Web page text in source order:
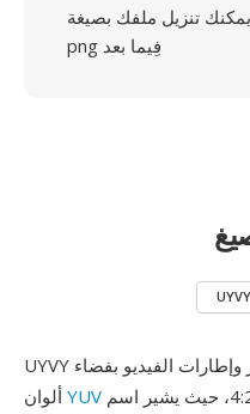
تنزيل ملفك بصيغة
png فِيما بعد
UYVY
UYVY هو تنسيق بكسل معبّأ لتخزين الصور وإطارات الفيديو بفضاء
YUV